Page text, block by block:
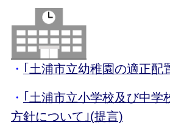
・ ｢土浦市立幼稚園の適正配
・ ｢土浦市立小学校及び中学
方針について｣(提言)